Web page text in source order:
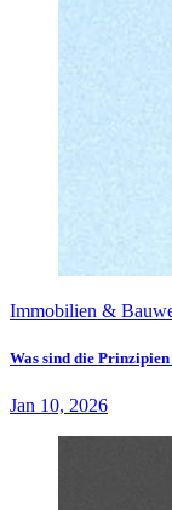
Immobilien &
Was sind die
Jan 10, 2026